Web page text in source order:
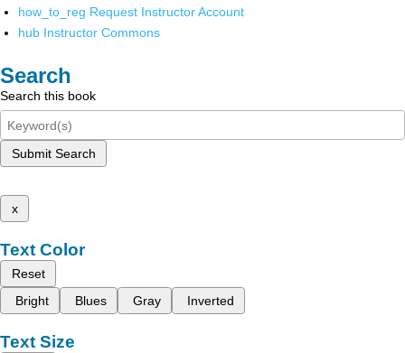
how_to_reg Request Instructor Account
hub Instructor Commons
Search
Search this book
Submit Search
x
Text Color
Reset
Bright
Blues Gray Inverted
Text Size